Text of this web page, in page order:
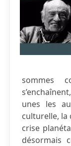
sommes
unes les
culturelle, la
crise
désormais